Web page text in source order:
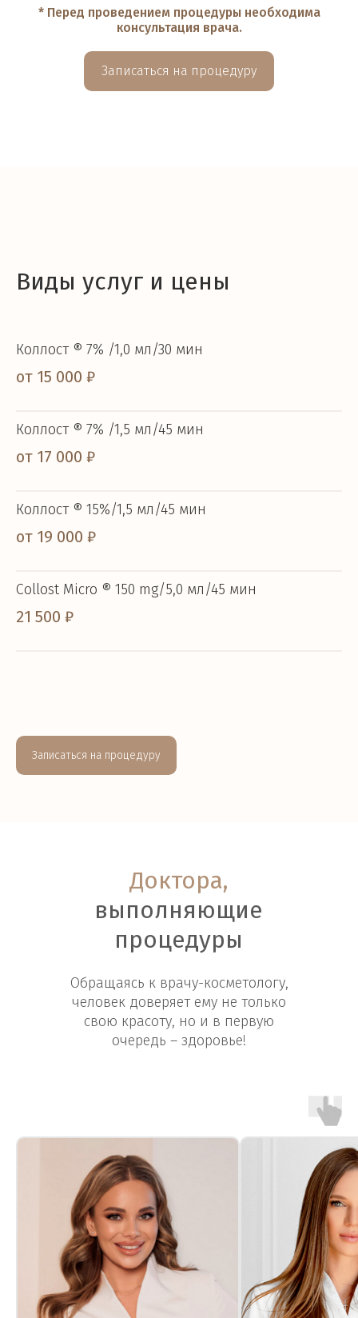
* Перед проведением процедуры необходима
консультация врача.
Записаться на процедуру
Виды услуг и цены
Коллост ® 7% /1,0 мл/30 мин
от 15 000 ₽
Коллост ® 7% /1,5 мл/45 мин
от 17 000 ₽
Коллост ® 15%/1,5 мл/45 мин
от 19 000 ₽
Collost Micro ® 150 mg/5,0 мл/45 мин
21 500 ₽
Записаться на процедуру
Доктора,
выполняющие
процедуры
Обращаясь к врачу-косметологу,
человек доверяет ему не только
свою красоту, но и в первую
очередь – здоровье!